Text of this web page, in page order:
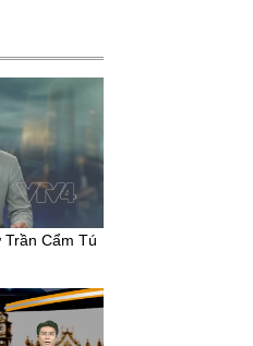
Cẩm Tú